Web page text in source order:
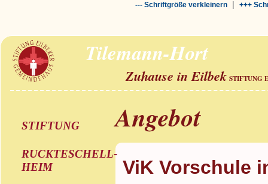
--- Schriftgröße verkleinern| +++
Tilemann-Hort
Zuhause in Eilbek STIFTUNG
STIFTUNG
RUCKTESCHELL-
HEIM
Angebot
ViK Vorschule